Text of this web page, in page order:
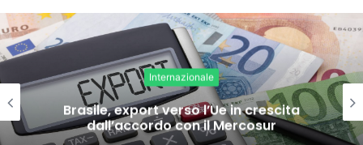
Internazionale
Brasile, export verso l’Ue in crescita
dall’accordo con il Mercosur